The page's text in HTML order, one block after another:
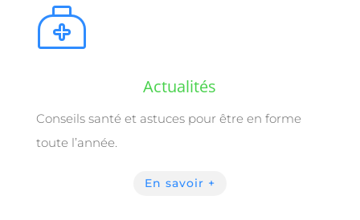
Actualités
Conseils santé et astuces pour être en forme
toute l’année.
En savoir +